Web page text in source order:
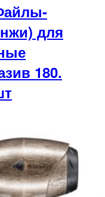
для
180.